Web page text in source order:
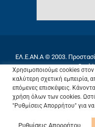
ΕΛ.Ε.ΑΝ.Α © 2003.
Χρησιμοποιούμε cookies
καλύτερη σχετική εμπειρία,
επόμενες επισκέψεις.
χρήση όλων των cookies.
"Ρυθμίσεις Απορρήτου" για
Ρυθμίσεις Απορρήτου